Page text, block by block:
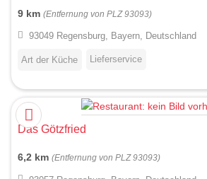
9 km (Entfernung von PLZ 93093)
93049 Regensburg, Bayern, Deutschland
Art der Küche Lieferservice
Das Götzfried
6,2 km (Entfernung von PLZ 93093)